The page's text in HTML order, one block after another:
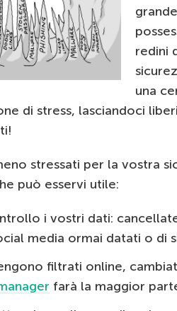
redini
una
di stress, lasciandoci
stressati per la vostra
può esservi utile:
i vostri dati:
media ormai datati o di
filtrati online,
farà la maggior